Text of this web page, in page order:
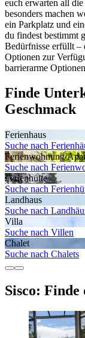
euch erwarten all
besonders machen
ein Parkplatz und
du findest bestimmt
Bedürfnisse erfüllt –
Optionen zur
barrierarme
Finde
Geschmack
Ferienhaus
Suche nach
Ferienwohnung/
Suche nach
Ferienhütte
Suche nach
Landhaus
Suche nach
Villa
Suche nach Villen
Chalet
Suche nach Chalets
Sisco: